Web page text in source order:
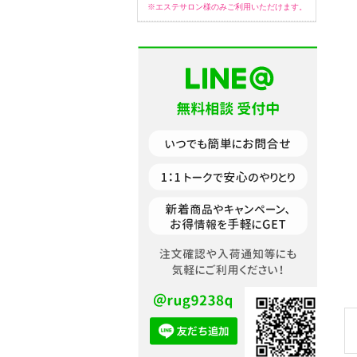
※エステサロン様のみご利用いただけます。